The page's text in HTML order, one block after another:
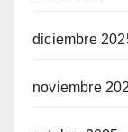
diciembre
noviembre